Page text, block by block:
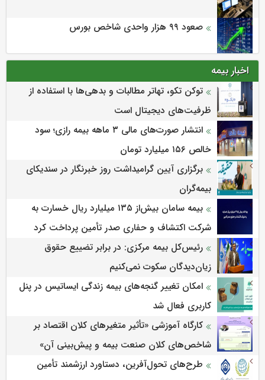
صعود ۹۹ هزار واحدی شاخص بورس
اخبار بیمه
توکن تکو، تهاتر مطالبات و بدهی‌ها با استفاده از
ظرفیت‌های دیجیتال است
انتشار صورت‌های مالی ۳ ماهه بیمه رازی؛ سود
خالص ۱۵۶ میلیارد تومان
برگزاری آیین گرامیداشت روز خبرنگار در سندیکای
بیمه‌گران
بیمه سامان بیش‌از ۱۳۵ میلیارد ریال خسارت به
شرکت اکتشاف و حفاری صدر تأمین پرداخت کرد
رئیس‌کل بیمه مرکزی: در برابر تضییع حقوق
زیان‌دیدگان سکوت نمی‌کنیم
امکان تغییر گنجه‌های بیمه زندگی ایساتیس در پنل
کاربری فعال شد
كارگاه آموزشی «تأثیر متغیرهای كلان اقتصاد بر
شاخص‌های كلان صنعت بیمه و پیش‌بینی آن»
طرح‌های تحول‌آفرین، دستاورد ارزشمند تأمین